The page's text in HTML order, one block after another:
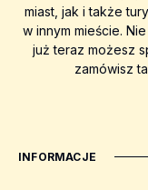
miast, jak i także
w innym mieście.
już teraz możesz
zamówisz
INFORMACJE